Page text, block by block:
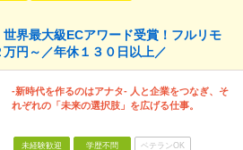
世界最大級ECアワード受賞！フルリモ
円～／年休１３０日以上／
-新時代を作るのはアナタ- 人と企業をつなぎ、そ
れぞれの「未来の選択肢」を広げる仕事。
未経験歓迎 学歴不問 ベテランOK